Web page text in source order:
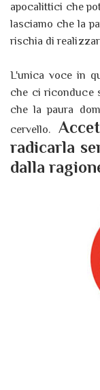
apocalittici che
lasciamo che la
rischia di
L'unica voce in
che ci riconduce
che la paura
cervello.
radicarla
dalla